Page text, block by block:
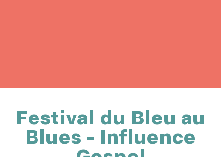
Festival du Bleu au
Blues - Influence